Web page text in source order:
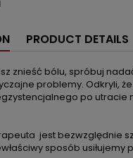
PRODUCT DETAILS
znieść bólu, spróbuj
problemy. Odkryli,
po utracie
jest bezwzględnie
sposób